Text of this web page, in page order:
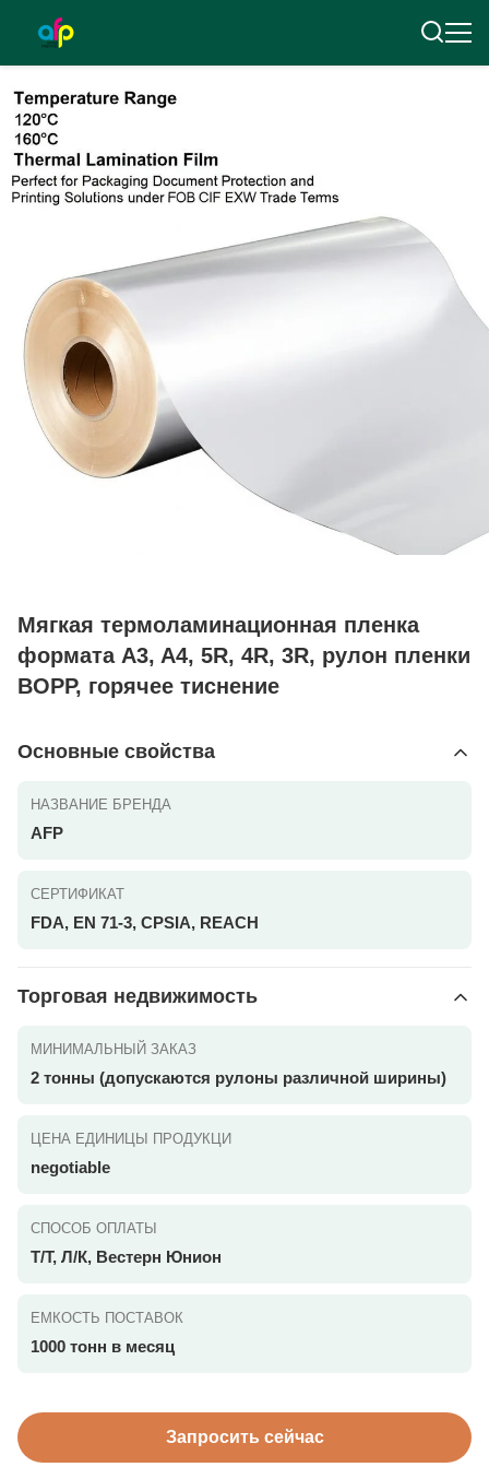
Мягкая термоламинационная пленка
формата A3, A4, 5R, 4R, 3R, рулон пленки
BOPP, горячее тиснение
Основные свойства
НАЗВАНИЕ БРЕНДА
AFP
СЕРТИФИКАТ
FDA, EN 71-3, CPSIA, REACH
Торговая недвижимость
МИНИМАЛЬНЫЙ ЗАКАЗ
2 тонны (допускаются рулоны различной ширины)
ЦЕНА ЕДИНИЦЫ ПРОДУКЦИ
negotiable
СПОСОБ ОПЛАТЫ
Т/Т, Л/К, Вестерн Юнион
ЕМКОСТЬ ПОСТАВОК
1000 тонн в месяц
Запросить сейчас